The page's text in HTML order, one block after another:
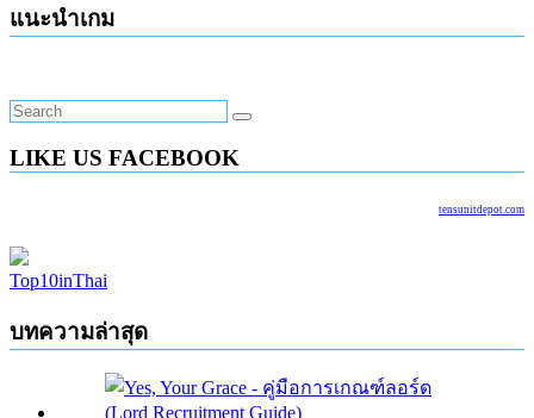
แนะนำเกม
LIKE US FACEBOOK
tensunitdepot.com
Top10inThai
บทความล่าสุด